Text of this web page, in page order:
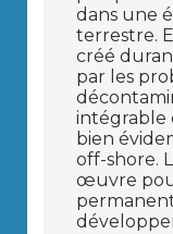
dans une
terrestre.
créé
par les
intégrable
bien
off-shore.
œuvre